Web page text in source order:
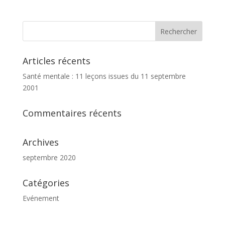
Articles récents
Santé mentale : 11 leçons issues du 11 septembre
2001
Commentaires récents
Archives
septembre 2020
Catégories
Evénement